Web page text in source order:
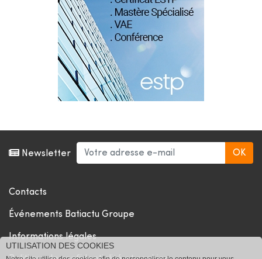
Newsletter
Contacts
Événements Batiactu Groupe
Informations légales
UTILISATION DES COOKIES